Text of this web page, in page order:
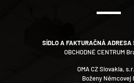
SÍDLO A FAKTURAČNÁ ADRESA
OBCHODNÉ CENTRUM
OMA CZ Slovakia,
Boženy Němcovej